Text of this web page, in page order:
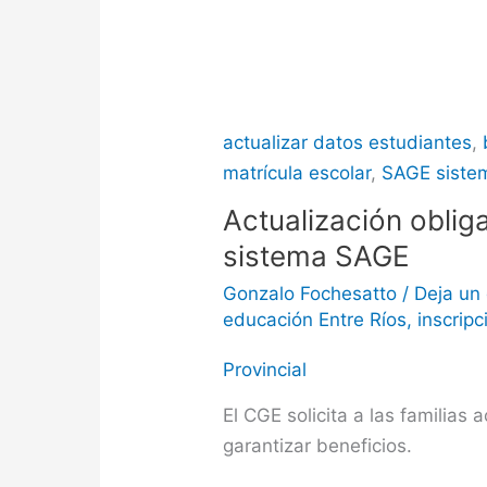
actualizar datos estudiantes,
matrícula escolar, SAGE
Actualización
sistema SAGE
Gonzalo Fochesatto / Deja
educación Entre Ríos,
Provincial
El CGE solicita a las familias
garantizar beneficios.